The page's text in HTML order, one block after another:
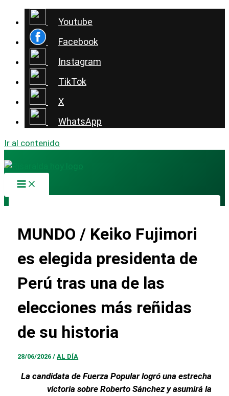
Youtube
Facebook
Instagram
TikTok
X
WhatsApp
Ir al contenido
MUNDO / Keiko Fujimori
es elegida presidenta de
Perú tras una de las
elecciones más reñidas
de su historia
28/06/2026/AL DÍA
La candidata de Fuerza Popular logró una estrecha
victoria sobre Roberto Sánchez y asumirá la